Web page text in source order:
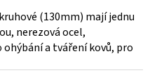
(130mm) mají jednu
nerezová ocel,
a tváření kovů, pro